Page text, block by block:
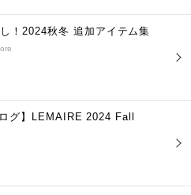
！2024秋冬 追加アイテム集
グ】LEMAIRE 2024 Fall